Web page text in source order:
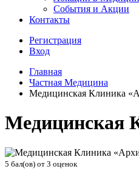
События и Акции
Контакты
Регистрация
Вход
Главная
Частная Медицина
Медицинская Клиника
Медицинская
5 бал(ов) от 3 оценок